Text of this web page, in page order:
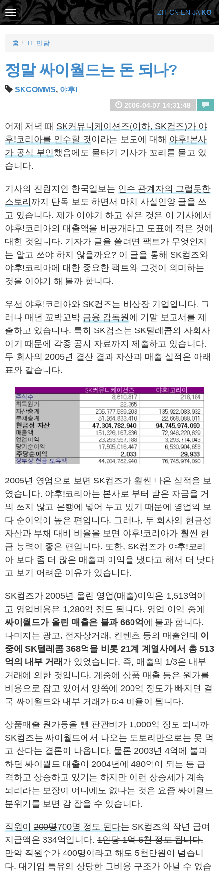
홈 IT 만담
정말 싸이월드는 돈 되나?
SKCOMMS, 야후!
2006-04-07 14:31:48
어제 저녁 때 SK커뮤니케이션즈(이하, SK컴즈)가 야
후!코리아를 인수할 것이라는 보도에 대해 야후!본사
가 공식 부인했음에도 물타기 기사가 꼬리를 물고 있
습니다.
기사의 진원지인 한국일보는 인수 관계자의 그럴듯한
스토리 까지 단독 보도 하면서 마치 사실인양 글을 쓰
고 있습니다. 제가 이야기 하고 싶은 것은 이 기사에서
야후!코리아의 매출액을 비공개라고 도표에 적은 것에
대한 것입니다. 기자가 글을 쓸려면 팩트가 무엇인지
는 알고 쓰야 하지 않을까요? 이 글을 통해 SK컴즈와
야후!코리아에 대한 중요한 팩트와 그것이 의미하는
것을 이야기 해 볼까 합니다.
우선 야후!코리아와 SK컴즈는 비상장 기업입니다. 그
러나 매년 꼬박꼬박 금융 감독원 에 기말 보고서를 제
출하고 있습니다. 특히 SK컴즈는 SK텔레콤의 자회사
이기 때문에 각종 공시 자료까지 제출하고 있습니다.
두 회사의 2005년 결산 결과 자산과 매출 실적은 아래
표와 같습니다.
2005년 영업으로 보면 SK컴즈가 훨씬 나은 실적을 보
였습니다. 야후!코리아는 본사로 부터 받은 자금을 거
의 쓰지 않고 은행에 넣어 두고 있기 때문에 영업익 보
다 순이익이 높은 편입니다. 그러나, 두 회사의 현금성
자산과 부채 대비 비율을 보면 야후!코리아가 훨씬 현
금 능력이 좋은 편입니다. 또한, SK컴즈가 야후!코리
아 보다 좀 더 많은 매출과 이익을 냈다고 해서 더 낫다
고 보기 어려운 이유가 있습니다.
SK컴즈가 2005년 올린 영업(매출)이익은 1,513억이
고 영업비용은 1,280억 정도 됩니다. 영업 이익 중에
싸이월드가 올린 매출은 불과 660억 에 불과 합니다.
나머지는 광고, 전자상거래, 컨텐츠 등의 매출인데
이
중에 SK텔레콤 368억을 비롯 21계 계열사에서 총 513
억의 내부 거래 가 있었습니다. 즉, 매출의 1/3은 내부
거래에 의한 것입니다. 게중에 상품 매출 등은 원가를
비용으로 잡고 있어서 양쪽에 200억 정도가 빠지면 결
국 싸이월드와 내부 거래가 6:4 비율이 됩니다.
상품매출 원가등을 뺀 판관비가 1,000억 정도 되니까
SK컴즈는 싸이월드에서 나오는 도토리만으로는 못 먹
고 산다는 결론이 나옵니다. 물론 2003년 4억에 불과
하던 싸이월드 매출이 2004년에 480억이 되는 등 급
격하고 상승하고 있기는 하지만 이런 상승세가 계속
되리라는 보장이 어디에도 없다는 것은 요즘 싸이월드
분위기를 보면 감 잡을 수 있습니다.
직원이 200명700명 정도 된다는 SK컴즈의 작년 급여
지급액은 334억입니다. 1인당 1억 6천 정도 됩니다.
만약 직원수가 400명이라고 해도 5천만원이 넘습니
다. 대기업 특유의 상당한 고비용 구조가 아닐 수 없습
ZH-CN EN JA KO